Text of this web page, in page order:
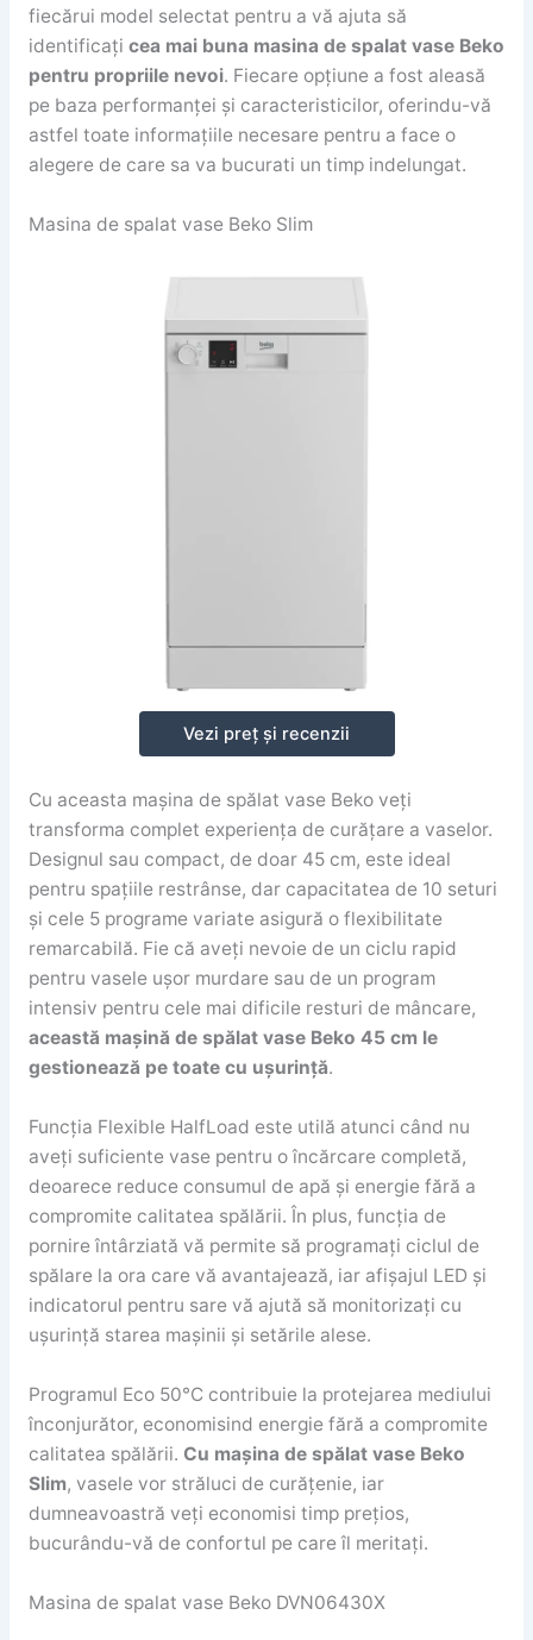
fiecărui model selectat pentru a vă ajuta să
identificați cea mai buna masina de spalat vase Beko
pentru propriile nevoi. Fiecare opțiune a fost aleasă
pe baza performanței și caracteristicilor, oferindu-vă
astfel toate informațiile necesare pentru a face o
alegere de care sa va bucurati un timp indelungat.
Masina de spalat vase Beko Slim
Vezi preț și recenzii
Cu aceasta mașina de spălat vase Beko veți
transforma complet experiența de curățare a vaselor.
Designul sau compact, de doar 45 cm, este ideal
pentru spațiile restrânse, dar capacitatea de 10 seturi
și cele 5 programe variate asigură o flexibilitate
remarcabilă. Fie că aveți nevoie de un ciclu rapid
pentru vasele ușor murdare sau de un program
intensiv pentru cele mai dificile resturi de mâncare,
această mașină de spălat vase Beko 45 cm le
gestionează pe toate cu ușurință.
Funcția Flexible HalfLoad este utilă atunci când nu
aveți suficiente vase pentru o încărcare completă,
deoarece reduce consumul de apă și energie fără a
compromite calitatea spălării. În plus, funcția de
pornire întârziată vă permite să programați ciclul de
spălare la ora care vă avantajează, iar afișajul LED și
indicatorul pentru sare vă ajută să monitorizați cu
ușurință starea mașinii și setările alese.
Programul Eco 50°C contribuie la protejarea mediului
înconjurător, economisind energie fără a compromite
calitatea spălării. Cu mașina de spălat vase Beko
Slim, vasele vor străluci de curățenie, iar
dumneavoastră veți economisi timp prețios,
bucurându-vă de confortul pe care îl meritați.
Masina de spalat vase Beko DVN06430X